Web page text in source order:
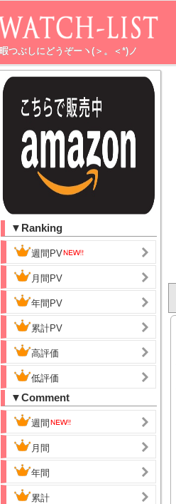
暇つぶしにどうぞーヽ(＞。＜*)ノ
▼Ranking
週間PV
月間PV
年間PV
累計PV
高評価
低評価
▼Comment
週間
月間
年間
累計